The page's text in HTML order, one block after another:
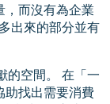
，而沒有為企業
出來的部分並有
的空間。 在「一
助找出需要消費